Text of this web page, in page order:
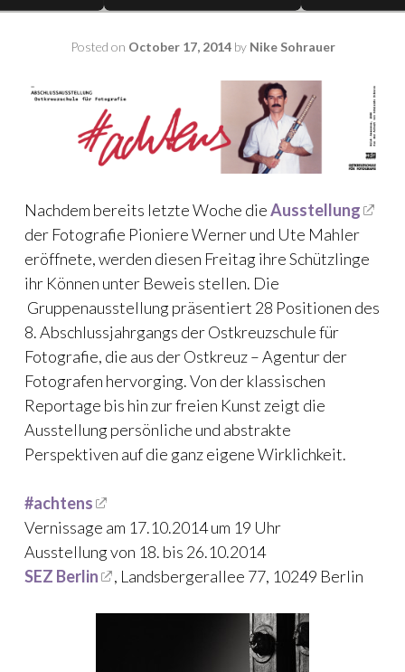
Posted on October 17, 2014by Nike Sohrauer
Nachdem bereits letzte Woche dieAusstellung
der Fotografie Pioniere Werner und Ute Mahler
eröffnete, werden diesen Freitag ihre Schützlinge
ihr Können unter Beweis stellen. Die
Gruppenausstellung präsentiert 28 Positionen des
8. Abschlussjahrgangs der Ostkreuzschule für
Fotografie, die aus der Ostkreuz – Agentur der
Fotografen hervorging. Von der klassischen
Reportage bis hin zur freien Kunst zeigt die
Ausstellung persönliche und abstrakte
Perspektiven auf die ganz eigene Wirklichkeit.
#achtens
Vernissage am 17.10.2014 um 19 Uhr
Ausstellung von 18. bis 26.10.2014
SEZ Berlin
, Landsbergerallee 77, 10249 Berlin